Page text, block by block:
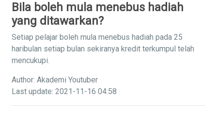
Bila boleh mula menebus hadiah
yang ditawarkan?
Setiap pelajar boleh mula menebus hadiah pada 25
haribulan setiap bulan sekiranya kredit terkumpul telah
mencukupi.
Author: Akademi Youtuber
Last update: 2021-11-16 04:58